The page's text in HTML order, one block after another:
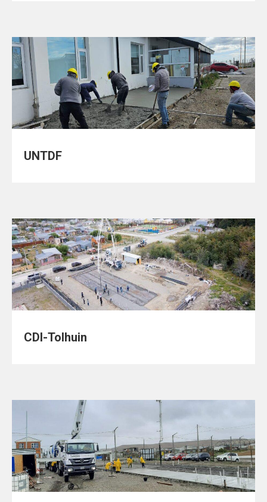
UNTDF
CDI-Tolhuin